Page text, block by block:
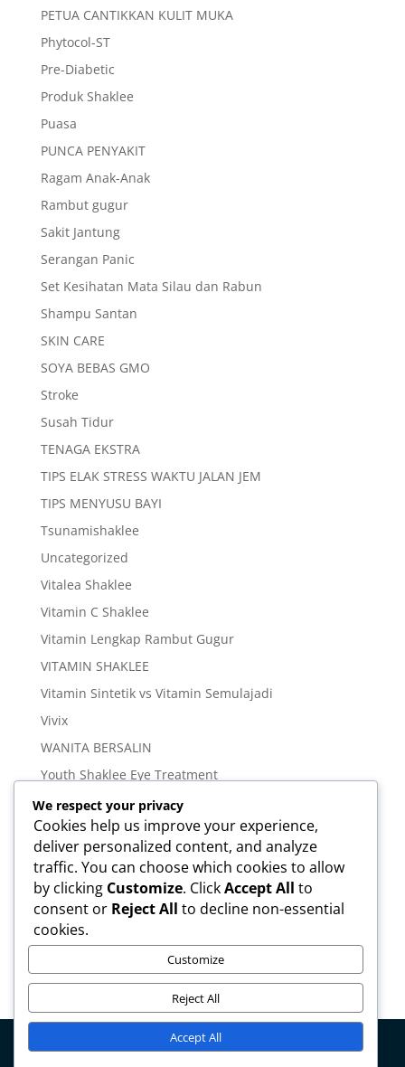
PETUA CANTIKKAN KULIT MUKA
Phytocol-ST
Pre-Diabetic
Produk Shaklee
Puasa
PUNCA PENYAKIT
Ragam Anak-Anak
Rambut gugur
Sakit Jantung
Serangan Panic
Set Kesihatan Mata Silau dan Rabun
Shampu Santan
SKIN CARE
SOYA BEBAS GMO
Stroke
Susah Tidur
TENAGA EKSTRA
TIPS ELAK STRESS WAKTU JALAN JEM
TIPS MENYUSU BAYI
Tsunamishaklee
Uncategorized
Vitalea Shaklee
Vitamin C Shaklee
Vitamin Lengkap Rambut Gugur
VITAMIN SHAKLEE
Vitamin Sintetik vs Vitamin Semulajadi
Vivix
WANITA BERSALIN
Youth Shaklee Eye Treatment
YOUTH SKIN CARE SERIES
Meta
Log in
Entries feed
Comments feed
We respect your privacy
Cookies help us improve your experience,
deliver personalized content, and analyze
traffic. You can choose which cookies to allow
by clicking Customize. ClickAccept All to
consent or Reject All to decline non-essential
cookies.
Customize
Reject All
Accept All